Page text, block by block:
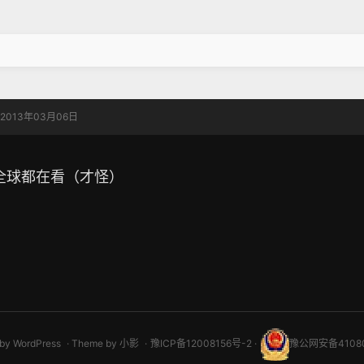
年03月06日
球都在看（才怪）
WordPress Theme by小影 豫ICP备12008156号-2 豫公网安备